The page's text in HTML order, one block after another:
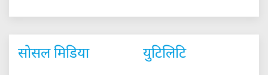
सोसल मिडिया युटिलिटि